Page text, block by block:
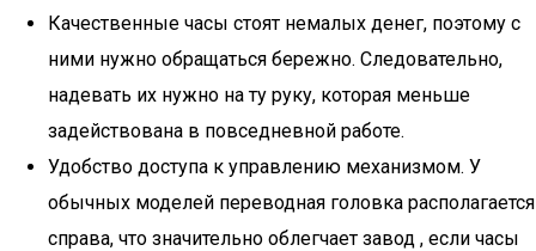
Качественные часы стоят немалых денег, поэтому с
ними нужно обращаться бережно. Следовательно,
надевать их нужно на ту руку, которая меньше
задействована в повседневной работе.
Удобство доступа к управлению механизмом. У
обычных моделей переводная головка располагается
справа, что значительно облегчает завод , если часы